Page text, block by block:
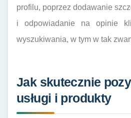
profilu, poprzez dodawanie
i odpowiadanie na opinie
wyszukiwania, w tym w tak
Jak skutecznie
usługi i produkty